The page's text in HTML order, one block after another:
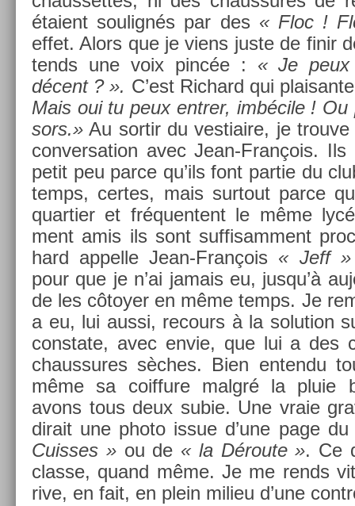
étaient soulignés par des « Floc !
effet. Alors que je viens juste de finir
tends une voix pincée : « Je
décent ? ». C’est Ric­hard qui
Mais oui tu peux en­tr­er, imbécile ! Ou
sors.» Au sor­tir du ves­tiaire, je
con­ver­sa­tion avec Jean-François.
petit peu parce qu’ils font par­tie du
temps, cer­tes, mais sur­tout parce
quar­ti­er et fréquen­tent le même
ment amis ils sont suf­fisam­ment
hard ap­pelle Jean-François « Jeff »
pour que je n’ai jamais eu, jusqu’à
de les côtoyer en même temps. Je
a eu, lui aussi, re­cours à la sol­u­tion
con­state, avec envie, que lui a des
chaus­sures sèches. Bien en­ten­du
même sa co­if­fure malgré la pluie
avons tous deux subie. Une vraie
di­rait une photo issue d’une page
Cuis­ses »ou de « la Déroute ». Ce
clas­se, quand même. Je me rends
rive, en fait, en plein milieu d’une